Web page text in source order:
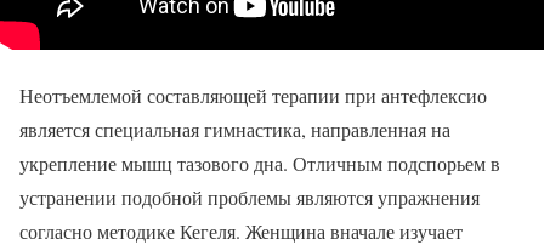
Неотъемлемой составляющей терапии при антефлексио
является специальная гимнастика, направленная на
укрепление мышц тазового дна. Отличным подспорьем в
устранении подобной проблемы являются упражнения
согласно методике Кегеля. Женщина вначале изучает